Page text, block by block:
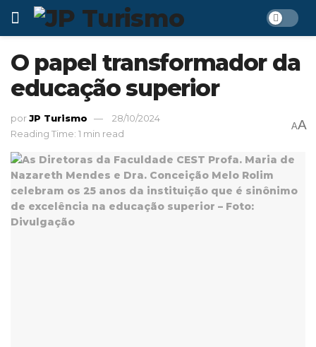
O papel transformador da
educação superior
porJP Turismo
28/10/2024
Reading Time: 1 min read
AA